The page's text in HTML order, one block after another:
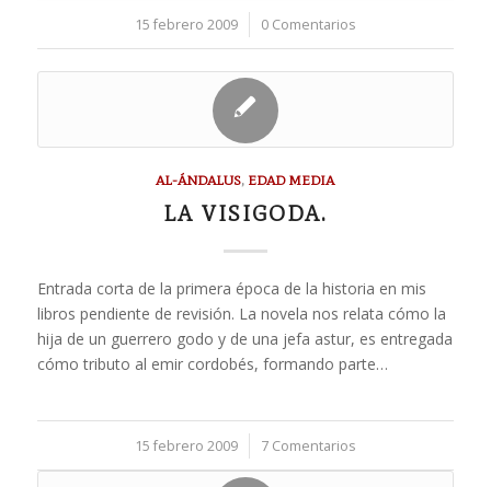
15 febrero 2009
/ 0 Comentarios
AL-ÁNDALUS, EDAD MEDIA
LA VISIGODA.
Entrada corta de la primera época de la historia en mis
libros pendiente de revisión. La novela nos relata cómo la
hija de un guerrero godo y de una jefa astur, es entregada
cómo tributo al emir cordobés, formando parte…
15 febrero 2009
/ 7 Comentarios